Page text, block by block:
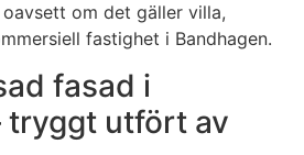
om det gäller villa,
fastighet i Bandhagen.
fasad i
tryggt utfört av